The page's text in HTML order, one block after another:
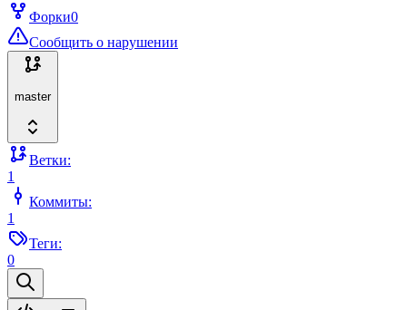
Форки0
Сообщить о нарушении
master
Ветки:
1
Коммиты:
1
Теги:
0